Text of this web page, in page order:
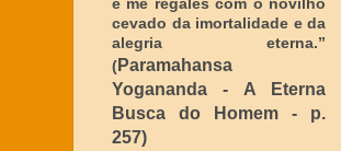
e me regales com o novilho
cevado da imortalidade e da
alegria eterna.”
( Paramahansa
Yogananda - A Eterna
Busca do Homem - p.
257)